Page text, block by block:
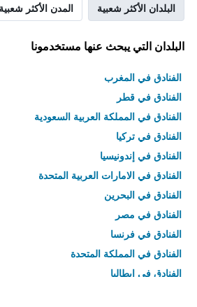
البلدان الأكثر شعبية المدن الأكثر شعبية
البلدان التي يبحث عنها مستخدمونا
الفنادق في المغرب
الفنادق في قطر
الفنادق في المملكة العربية السعودية
الفنادق في تركيا
الفنادق في إندونيسيا
الفنادق في الامارات العربية المتحدة
الفنادق في البحرين
الفنادق في مصر
الفنادق في فرنسا
الفنادق في المملكة المتحدة
الفنادق في إيطاليا